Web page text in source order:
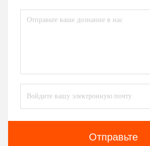
Отправьте